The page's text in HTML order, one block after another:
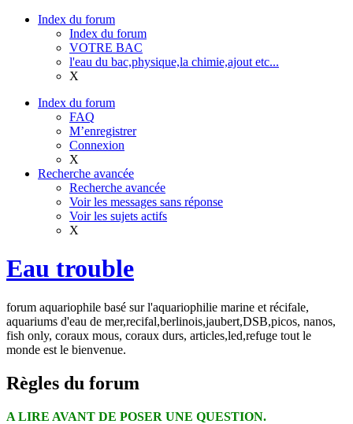
Index du forum
Index du forum
VOTRE BAC
l'eau du bac,physique,la chimie,ajout etc...
X
Index du forum
FAQ
M’enregistrer
Connexion
X
Recherche avancée
Recherche avancée
Voir les messages sans réponse
Voir les sujets actifs
X
Eau trouble
forum aquariophile basé sur l'aquariophilie marine et récifale,
aquariums d'eau de mer,recifal,berlinois,jaubert,DSB,picos, nanos,
fish only, coraux mous, coraux durs, articles,led,refuge tout le
monde est le bienvenue.
Règles du forum
A LIRE AVANT DE POSER UNE QUESTION.